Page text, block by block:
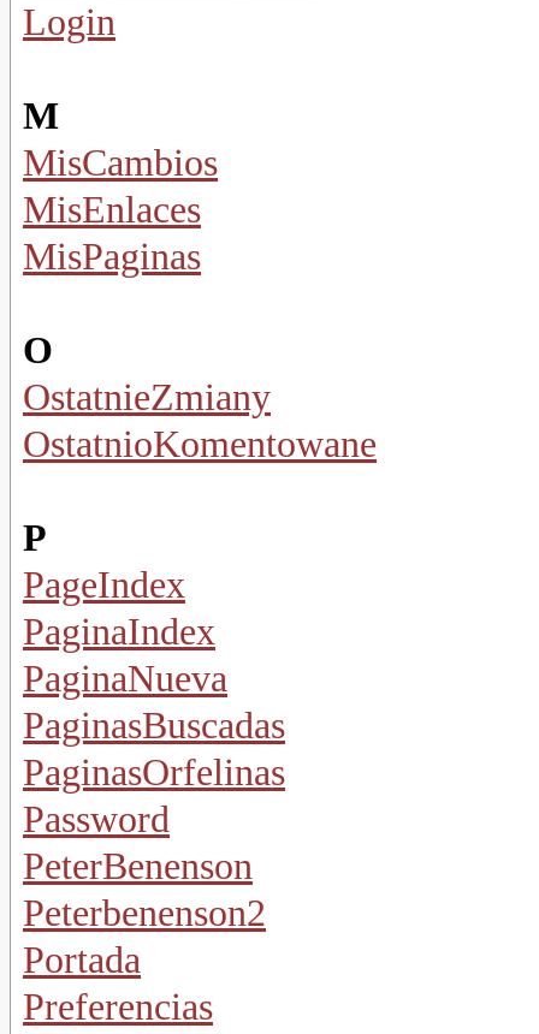
Login
M
MisCambios
MisEnlaces
MisPaginas
O
OstatnieZmiany
OstatnioKomentowane
P
PageIndex
PaginaIndex
PaginaNueva
PaginasBuscadas
PaginasOrfelinas
Password
PeterBenenson
Peterbenenson2
Portada
Preferencias